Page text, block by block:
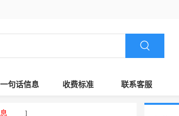
一句话信息 收费标准 联系客服
]